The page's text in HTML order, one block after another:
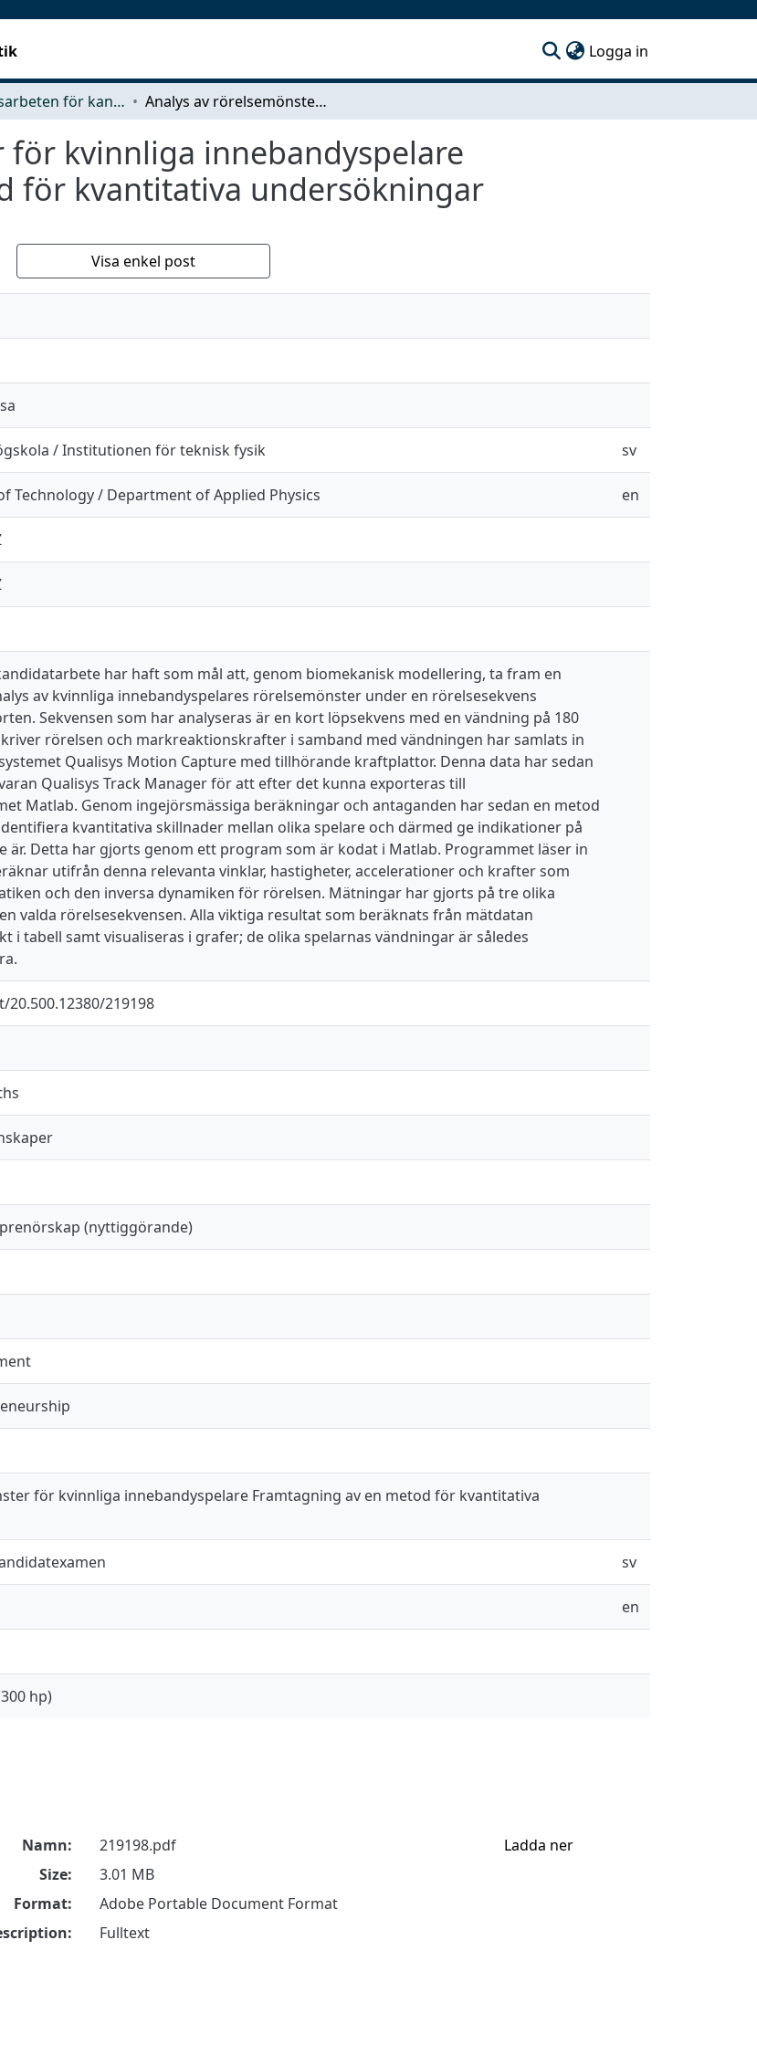
Logga in
Examensarbeten för kandidatexamen Analys av rörelsemönster för kvinnliga innebandyspelare Framtagning av en metod för kvantitativa undersökningar
för kvinnliga innebandyspelare
för kvantitativa undersökningar
Visa enkel post
/ Institutionen för teknisk fysik sv
Technology / Department of Applied Physics en
har haft som mål att, genom biomekanisk modellering, ta fram en
av kvinnliga innebandyspelares rörelsemönster under en rörelsesekvens
Sekvensen som har analyseras är en kort löpsekvens med en vändning på 180
rörelsen och markreaktionskrafter i samband med vändningen har samlats in
Qualisys Motion Capture med tillhörande kraftplattor. Denna data har sedan
Qualisys Track Manager för att efter det kunna exporteras till
Matlab. Genom ingejörsmässiga beräkningar och antaganden har sedan en metod
kvantitativa skillnader mellan olika spelare och därmed ge indikationer på
är. Detta har gjorts genom ett program som är kodat i Matlab. Programmet läser in
utifrån denna relevanta vinklar, hastigheter, accelerationer och krafter som
och den inversa dynamiken för rörelsen. Mätningar har gjorts på tre olika
valda rörelsesekvensen. Alla viktiga resultat som beräknats från mätdatan
i tabell samt visualiseras i grafer; de olika spelarnas vändningar är således
219198
(nyttiggörande)
för kvinnliga innebandyspelare Framtagning av en metod för kvantitativa
sv
en
hp)
Namn:
219198.pdf
Size:
3.01 MB
Format:
Adobe Portable Document Format
Fulltext
Ladda ner